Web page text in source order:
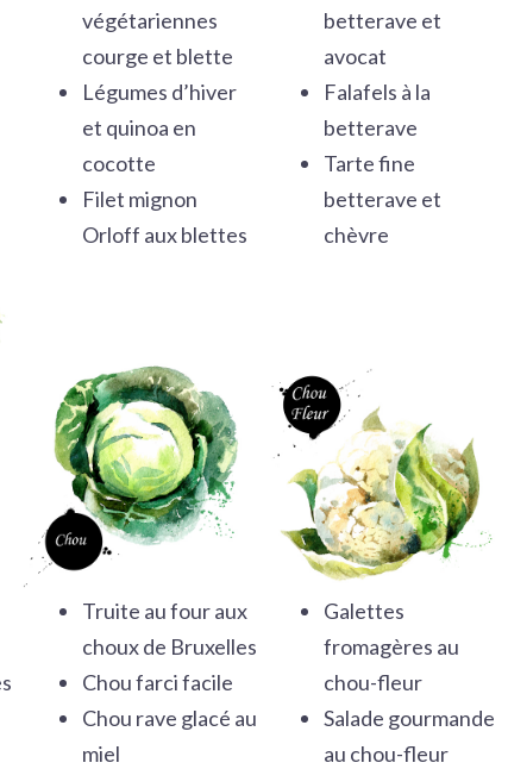
végétariennes
courge et blette
Légumes d’hiver
et quinoa en
cocotte
Filet mignon
Orloff aux blettes
Truite au four aux
choux de Bruxelles
Chou farci facile
Chou rave glacé au
miel
betterave et
avocat
Falafels à la
betterave
Tarte fine
betterave et
chèvre
Galettes
fromagères au
chou-fleur
Salade gourmande
au chou-fleur